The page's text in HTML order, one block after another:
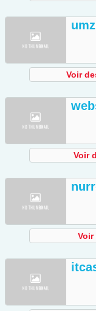
Voir
Voir